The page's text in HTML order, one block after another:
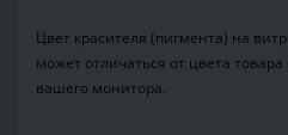
Цвет красителя (пигмента) на
может отличаться от цвета
вашего монитора.